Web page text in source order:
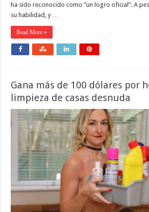
ha sido reconocido como ”un logro oficial”. A
su habilidad, y …
Read More »
Gana más de 100 dólares por
limpieza de casas desnuda